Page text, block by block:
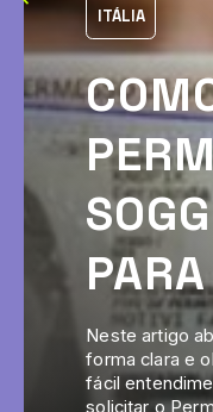
ITÁLIA
Neste artigo
forma clara e
fácil
solicitar o